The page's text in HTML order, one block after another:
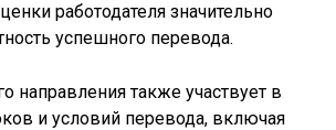
работодателя значительно
успешного перевода.
направления также участвует в
и условий перевода, включая